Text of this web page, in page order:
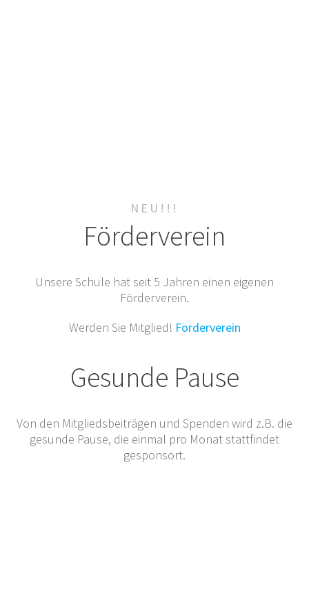
NEU!!!
Förderverein
Unsere Schule hat seit 5 Jahren einen eigenen
Förderverein.
Werden Sie Mitglied! Förderverein
Gesunde Pause
Von den Mitgliedsbeiträgen und Spenden wird z.B. die
gesunde Pause, die einmal pro Monat stattfindet
gesponsort.